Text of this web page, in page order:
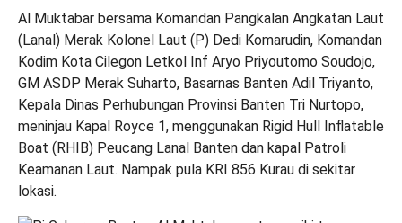
Al Muktabar bersama Komandan Pangkalan Angkatan Laut
(Lanal) Merak Kolonel Laut (P) Dedi Komarudin, Komandan
Kodim Kota Cilegon Letkol Inf Aryo Priyoutomo Soudojo,
GM ASDP Merak Suharto, Basarnas Banten Adil Triyanto,
Kepala Dinas Perhubungan Provinsi Banten Tri Nurtopo,
meninjau Kapal Royce 1, menggunakan Rigid Hull Inflatable
Boat (RHIB) Peucang Lanal Banten dan kapal Patroli
Keamanan Laut. Nampak pula KRI 856 Kurau di sekitar
lokasi.